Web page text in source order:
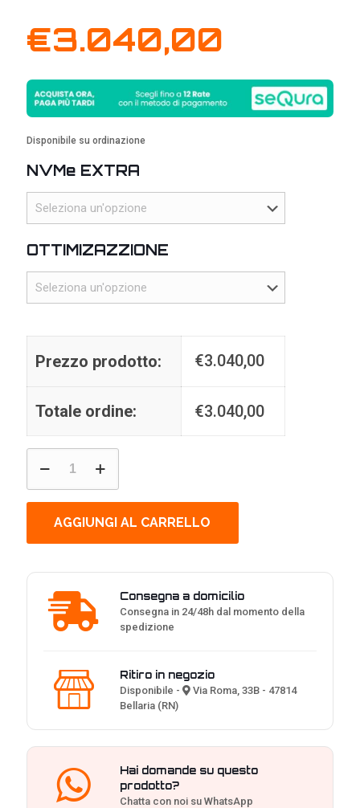
€3.040,00
Disponibile su ordinazione
NVMe EXTRA
OTTIMIZAZZIONE
Prezzo prodotto: €3.040,00
Totale ordine: €3.040,00
ELEVEN
CRYOGEN
GAMING
7
9850X3D
GAMING
quantità
AGGIUNGI AL CARRELLO
Consegna a domicilio
Consegna in 24/48h dal momento della
spedizione
Ritiro in negozio
Disponibile -
Via Roma, 33B - 47814
Bellaria (RN)
Hai domande su questo
prodotto?
Chatta con noi su WhatsApp